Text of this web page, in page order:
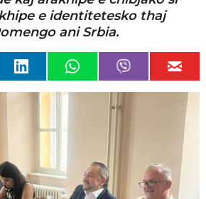
e identitetesko thaj
ani Srbia.